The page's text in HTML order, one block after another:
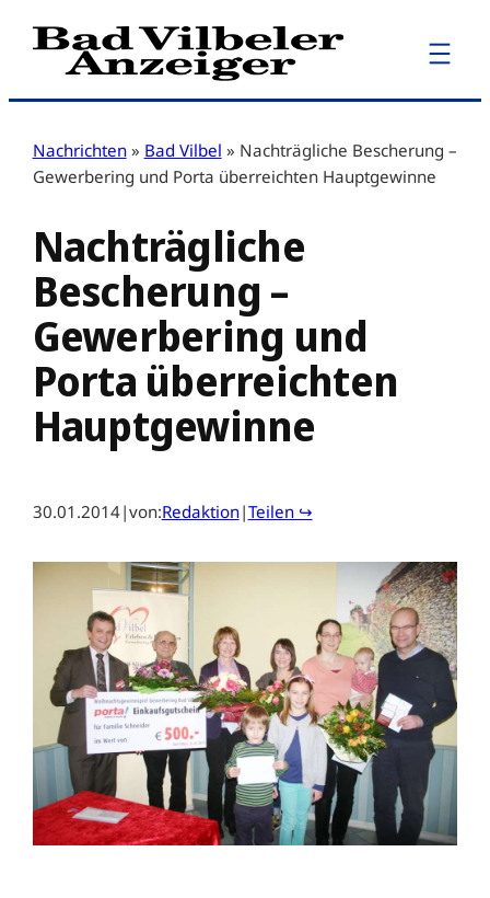
Zum
Inhalt
Nachrichten » Bad Vilbel » Nachträgliche Bescherung –
Gewerbering und Porta überreichten Hauptgewinne
Nachträgliche
Bescherung –
Gewerbering und
Porta überreichten
Hauptgewinne
30.01.2014|von:Redaktion|Teilen ↪